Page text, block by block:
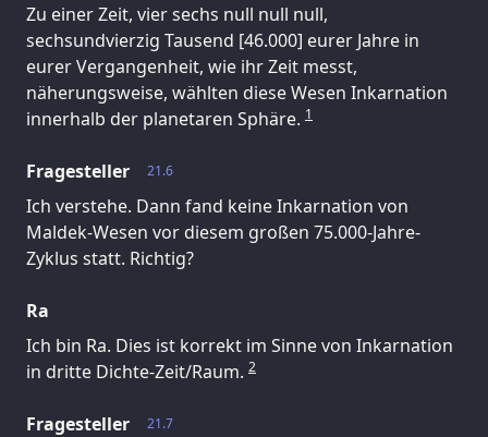
Zu einer Zeit, vier sechs null null null,
sechsundvierzig Tausend [46.000] eurer Jahre in
eurer Vergangenheit, wie ihr Zeit messt,
näherungsweise, wählten diese Wesen Inkarnation
innerhalb der planetaren Sphäre. 1
21.6
Fragesteller
Ich verstehe. Dann fand keine Inkarnation von
Maldek-Wesen vor diesem großen 75.000-Jahre-
Zyklus statt. Richtig?
Ra
Ich bin Ra. Dies ist korrekt im Sinne von Inkarnation
in dritte Dichte-Zeit/Raum. 2
21.7
Fragesteller